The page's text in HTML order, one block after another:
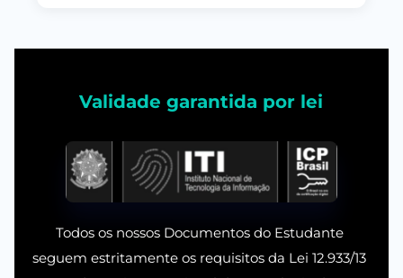
Validade garantida por lei
Todos os nossos Documentos do Estudante
seguem estritamente os requisitos da Lei 12.933/13